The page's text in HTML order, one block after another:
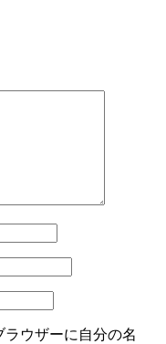
ウザーに自分の名